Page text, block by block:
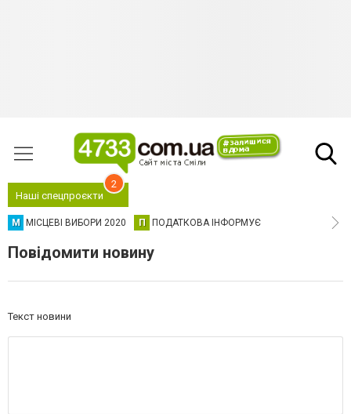
Наші спецпроєкти
2
М МІСЦЕВІ ВИБОРИ 2020 П ПОДАТКОВА ІНФОРМУЄ
Повідомити новину
Текст новини